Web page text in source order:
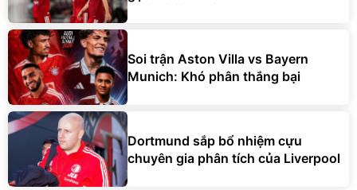
Soi trận Aston Villa vs Bayern
Munich: Khó phân thắng bại
Dortmund sắp bổ nhiệm cựu
chuyên gia phân tích của Liverpool